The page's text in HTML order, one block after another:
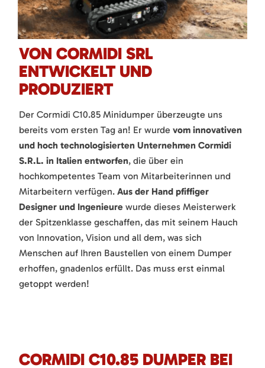
VON CORMIDI SRL
ENTWICKELT UND
PRODUZIERT
Der Cormidi C10.85 Minidumper überzeugte uns
bereits vom ersten Tag an! Er wurde vom innovativen
und hoch technologisierten Unternehmen Cormidi
S.R.L. in Italien entworfen, die über ein
hochkompetentes Team von Mitarbeiterinnen und
Mitarbeitern verfügen. Aus der Hand pfiffiger
Designer und Ingenieure wurde dieses Meisterwerk
der Spitzenklasse geschaffen, das mit seinem Hauch
von Innovation, Vision und all dem, was sich
Menschen auf Ihren Baustellen von einem Dumper
erhoffen, gnadenlos erfüllt. Das muss erst einmal
getoppt werden!
CORMIDI C10.85 DUMPER BEI